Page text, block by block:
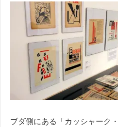
ブダ側にある「カッシャーク